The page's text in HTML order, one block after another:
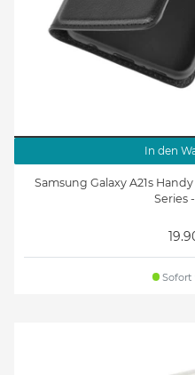
In den
Samsung Galaxy A21s
Series